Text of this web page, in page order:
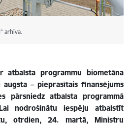
arhīva.
atbalsta programmu biometāna
– pieprasītais finansējums
pārsniedz atbalsta programmā
nodrošinātu iespēju atbalstīt
otrdien, 24. martā, Ministru